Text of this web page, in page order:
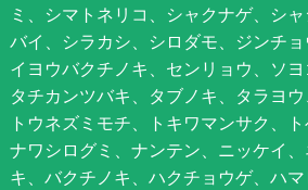
ミ、シマトネリコ、シャクナゲ、シ
バイ、シラカシ、シロダモ、ジンチ
イヨウバクチノキ、センリョウ、ソヨ
タチカンツバキ、タブノキ、タラヨウ
トウネズミモチ、トキワマンサク、ト
ナワシログミ、ナンテン、ニッケイ
キ、バクチノキ、ハクチョウゲ、ハ